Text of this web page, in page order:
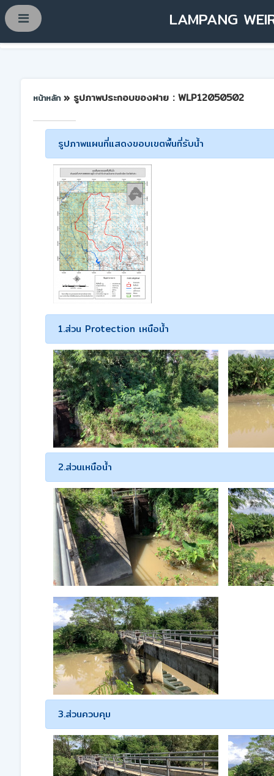
LAMPANG
หน้าหลัก » รูปภาพประกอบของฝาย : WLP12050502
รูปภาพแผนที่แสดงขอบเขตพื้นที่รับน้ำ
1.ส่วน Protection เหนือน้ำ
2.ส่วนเหนือน้ำ
3.ส่วนควบคุม